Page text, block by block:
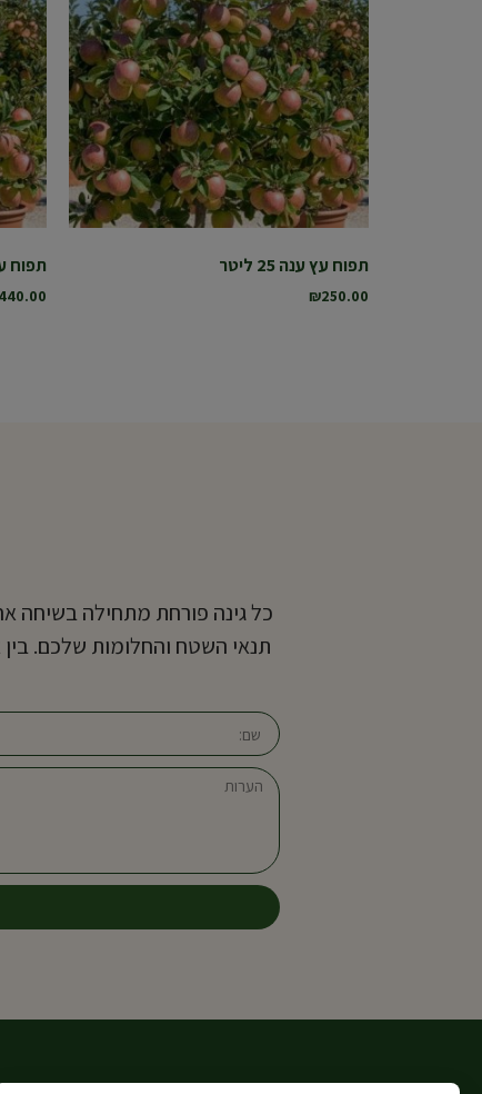
תפוח עץ ענה 25 ליטר
₪250.00
תפוח עץ
440.00
כל גינה פורחת מתחילה בשיחה
תנאי השטח והחלומות שלכם.